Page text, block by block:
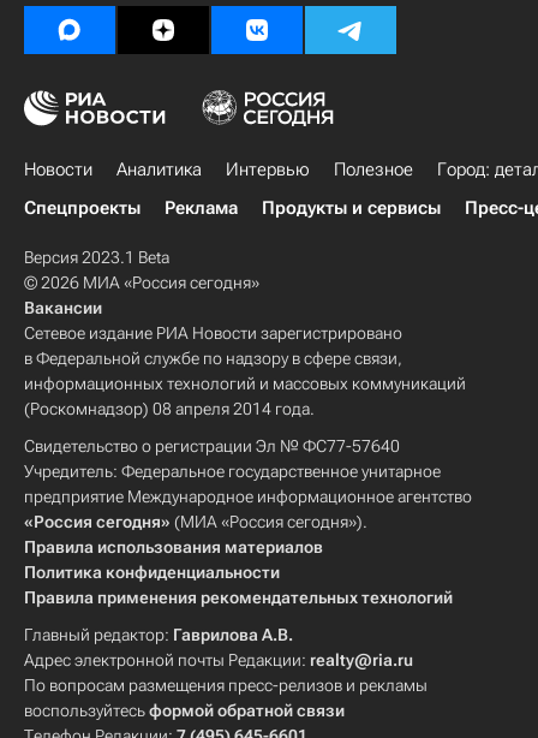
Новости Аналитика Интервью Полезное
Город:
Спецпроекты
Реклама Продукты и сервисы Пресс-
Версия 2023.1 Beta
© 2026 МИА «Россия сегодня»
Вакансии
Сетевое издание РИА Новости зарегистрировано
в Федеральной службе по надзору в сфере связи,
информационных технологий и массовых коммуникаций
(Роскомнадзор) 08 апреля 2014 года.
Свидетельство о регистрации Эл № ФС77-57640
Учредитель: Федеральное государственное унитарное
предприятие Международное информационное агентство
«Россия сегодня» (МИА «Россия сегодня»).
Правила использования материалов
Политика конфиденциальности
Правила применения рекомендательных технологий
Главный редактор: Гаврилова А.В.
Адрес электронной почты Редакции: realty@ria.ru
По вопросам размещения пресс-релизов и рекламы
воспользуйтесьформой обратной связи